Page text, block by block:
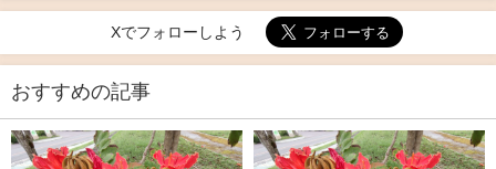
Xでフォローしよう
おすすめの記事